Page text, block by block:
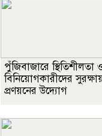
পুঁজিবাজারে স্থিতিশীলতা
বিনিয়োগকারীদের
প্রণয়নের উদ্যোগ